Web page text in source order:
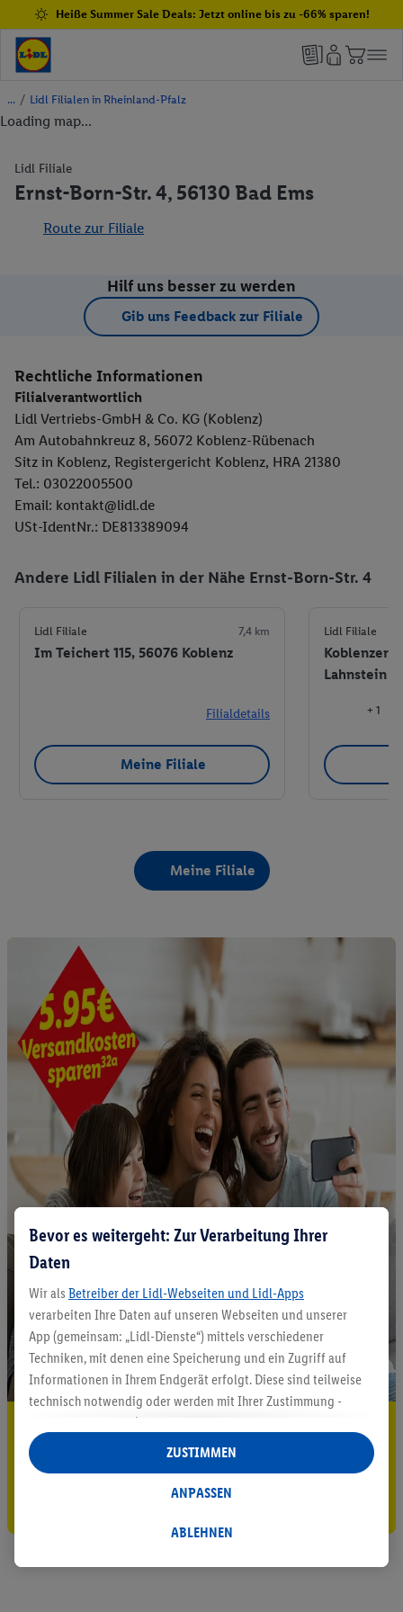
Heiße Summer Sale Deals: Jetzt online bis zu -66% sparen!
/ Lidl Filialen in Rheinland-Pfalz
Loading map...
Lidl Filiale
Ernst-Born-Str. 4, 56130 Bad Ems
Route zur Filiale
Hilf uns besser zu werden
Gib uns Feedback zur Filiale
Rechtliche Informationen
Filialverantwortlich
Lidl Vertriebs-GmbH & Co. KG (Koblenz)
Am Autobahnkreuz 8, 56072 Koblenz-Rübenach
Sitz in Koblenz, Registergericht Koblenz, HRA 21380
Tel.: 03022005500
Email: kontakt@lidl.de
USt-IdentNr.: DE813389094
Andere Lidl Filialen in der Nähe Ernst-Born-Str. 4
Lidl Filiale 7,4 km
Im Teichert 115, 56076 Koblenz
Filialdetails
Meine Filiale
Lidl Filiale
Koblenzer
Lahnstein
+ 1
Meine Filiale
5.95 € Versand sparen³²ᵃ
Jetzt zum Newsletter anmelden
Gutschein sichern!
Bevor es weitergeht: Zur Verarbeitung Ihrer
Daten
Wir als Betreiber der Lidl-Webseiten und Lidl-Apps
verarbeiten Ihre Daten auf unseren Webseiten und unserer
App (gemeinsam: „Lidl-Dienste“) mittels verschiedener
Techniken, mit denen eine Speicherung und ein Zugriff auf
Informationen in Ihrem Endgerät erfolgt. Diese sind teilweise
technisch notwendig oder werden mit Ihrer Zustimmung -
auch durch Partner (u.a.
Verantwortliche; im Zusammenhang mit dem IAB TCF
insgesamt
Statistik-Erstellung oder für personalisierte Werbung
Datenverarbeitungen für personalisierte Werbung werden
ABLEHNEN
ANPASSEN
ZUSTIMMEN